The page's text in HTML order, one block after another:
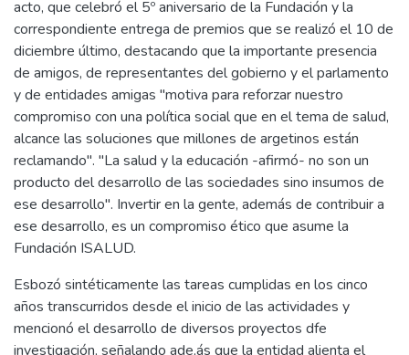
acto, que celebró el 5º aniversario de la Fundación y la
correspondiente entrega de premios que se realizó el 10 de
diciembre último, destacando que la importante presencia
de amigos, de representantes del gobierno y el parlamento
y de entidades amigas "motiva para reforzar nuestro
compromiso con una política social que en el tema de salud,
alcance las soluciones que millones de argetinos están
reclamando". "La salud y la educación -afirmó- no son un
producto del desarrollo de las sociedades sino insumos de
ese desarrollo". Invertir en la gente, además de contribuir a
ese desarrollo, es un compromiso ético que asume la
Fundación ISALUD.
Esbozó sintéticamente las tareas cumplidas en los cinco
años transcurridos desde el inicio de las actividades y
mencionó el desarrollo de diversos proyectos dfe
investigación, señalando ade,ás que la entidad alienta el